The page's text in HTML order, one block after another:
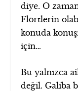
diye. O
Flörtlerin
konuda
için…
Bu yalnızca
değil. Galiba